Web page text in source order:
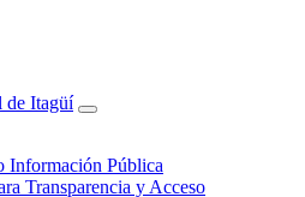
Información Pública